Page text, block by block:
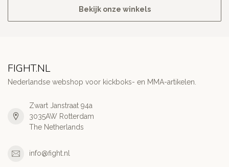
Bekijk onze winkels
FIGHT.NL
Nederlandse webshop voor kickboks- en MMA-artikelen.
Zwart Janstraat 94a
3035AW Rotterdam
The Netherlands
info@fight.nl